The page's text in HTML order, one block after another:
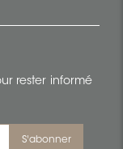
rester informé
S'abonner